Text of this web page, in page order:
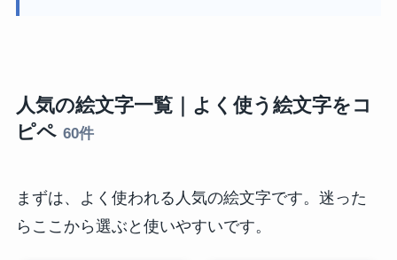
人気の絵文字一覧｜よく使う絵文字をコ
ピペ 60件
まずは、よく使われる人気の絵文字です。迷った
らここから選ぶと使いやすいです。